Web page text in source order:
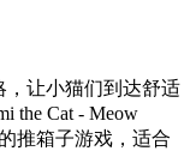
，让小猫们到达舒适
the Cat - Meow
推箱子游戏，适合